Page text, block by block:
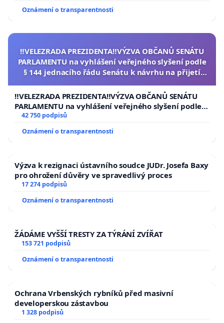
Oznámení o transparentnosti
‼️VELEZRADA PREZIDENTA‼️VÝZVA OBČANŮ SENÁTU
PARLAMENTU na vyhlášení veřejného slyšení podle
§ 144 jednacího řádu Senátu k návrhu na přijetí
republiky
‼️VELEZRADA PREZIDENTA‼️VÝZVA OBČANŮ SENÁTU
PARLAMENTU na vyhlášení veřejného slyšení podle §
144 jednacího řádu Senátu k návrhu na přijetí
republiky
42 750 podpisů
Oznámení o transparentnosti
Výzva k rezignaci ústavního soudce JUDr. Josefa Baxy
pro ohrožení důvěry ve spravedlivý proces
17 274 podpisů
Oznámení o transparentnosti
ŽÁDÁME VYŠŠÍ TRESTY ZA TÝRÁNÍ ZVÍŘAT
153 721 podpisů
Oznámení o transparentnosti
Ochrana Vrbenských rybníků před masivní
developerskou zástavbou
1 328 podpisů